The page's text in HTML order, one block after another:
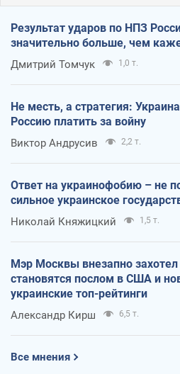
Результат ударов по НПЗ
значительно больше, чем
Дмитрий Томчук 1,0 т.
Не месть, а стратегия:
Россию платить за войну
Виктор Андрусив 2,2 т.
Ответ на украинофобию – не
сильное украинское
Николай Княжицкий 1,5 т.
Мэр Москвы внезапно
становятся послом в США и
украинские топ-рейтинги
Александр Кирш 6,5 т.
Все мнения